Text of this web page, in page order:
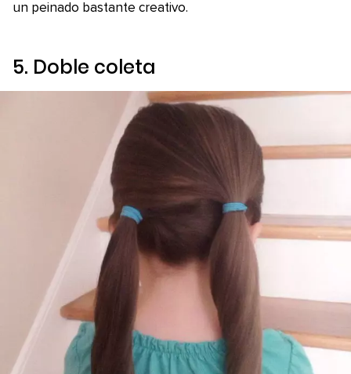
un peinado bastante creativo.
5. Doble coleta